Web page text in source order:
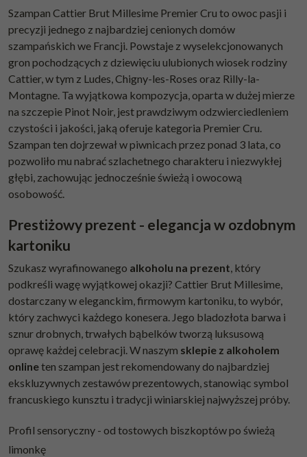
Szampan Cattier Brut Millesime Premier Cru to owoc pasji i
precyzji jednego z najbardziej cenionych domów
szampańskich we Francji. Powstaje z wyselekcjonowanych
gron pochodzących z dziewięciu ulubionych wiosek rodziny
Cattier, w tym z Ludes, Chigny-les-Roses oraz Rilly-la-
Montagne. Ta wyjątkowa kompozycja, oparta w dużej mierze
na szczepie Pinot Noir, jest prawdziwym odzwierciedleniem
czystości i jakości, jaką oferuje kategoria Premier Cru.
Szampan ten dojrzewał w piwnicach przez ponad 3 lata, co
pozwoliło mu nabrać szlachetnego charakteru i niezwykłej
głębi, zachowując jednocześnie świeżą i owocową
osobowość.
Prestiżowy prezent - elegancja w ozdobnym
kartoniku
Szukasz wyrafinowanego alkoholu na prezent, który
podkreśli wagę wyjątkowej okazji? Cattier Brut Millesime,
dostarczany w eleganckim, firmowym kartoniku, to wybór,
który zachwyci każdego konesera. Jego bladozłota barwa i
sznur drobnych, trwałych bąbelków tworzą luksusową
oprawę każdej celebracji. W naszym sklepie z alkoholem
onlineten szampan jest rekomendowany do najbardziej
ekskluzywnych zestawów prezentowych, stanowiąc symbol
francuskiego kunsztu i tradycji winiarskiej najwyższej próby.
Profil sensoryczny - od tostowych biszkoptów po świeżą
limonkę